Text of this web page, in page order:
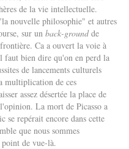
de la vie intellectuelle.
nouvelle philosophie" et autres
sur un back-groundde
Ca a ouvert la voie à
faut bien dire qu'on en perd la
de lancements culturels
multiplication de ces
assez désertée la place de
La mort de Picasso a
se repérait encore dans cette
que nous sommes
de vue-là.